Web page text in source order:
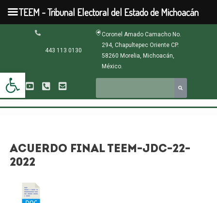
Abrir barra de herramientas
contenido
443 113 0130
Coronel Amado Camacho No.
294, Chapultepec Oriente CP.
58260 Morelia, Michoacán,
México.
ACUERDO FINAL TEEM-JDC-22-
2022
TEEM - Tribunal Electoral del Estado de Michoacán